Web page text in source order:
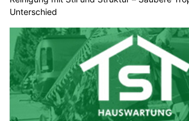
TST Hauswartung GmbH: Ihr Experte für
Liegenschaften